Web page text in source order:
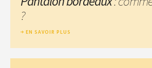
?
EN SAVOIR PLUS